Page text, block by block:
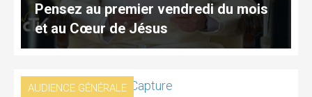
Pensez au premier vendredi du mois
et au Cœur de Jésus
AUDIENCE GÉNÉRALE